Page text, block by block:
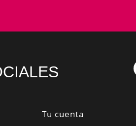
Tu cuenta